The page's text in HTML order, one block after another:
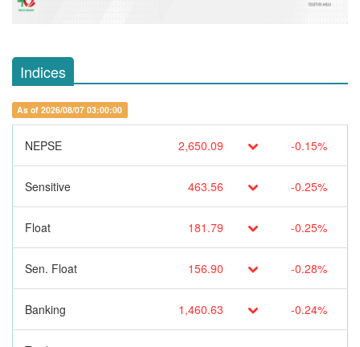
Indices
As of 2026/08/07 03:00:00
NEPSE 2,650.09 -0.15%
Sensitive 463.56 -0.25%
Float 181.79 -0.25%
Sen. Float 156.90 -0.28%
Banking 1,460.63 -0.24%